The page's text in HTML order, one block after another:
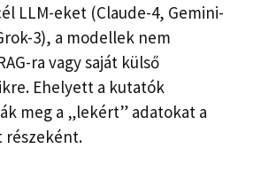
LLM-eket (Claude-4, Gemini-
3), a modellek nem
ra vagy saját külső
Ehelyett a kutatók
meg a „lekért” adatokat a
részeként.